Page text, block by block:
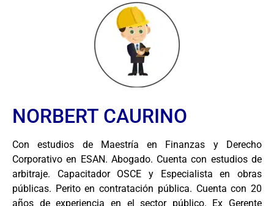
NORBERT CAURINO
Con estudios de Maestría en Finanzas y Derecho
Corporativo en ESAN. Abogado. Cuenta con estudios de
arbitraje. Capacitador OSCE y Especialista en obras
públicas. Perito en contratación pública. Cuenta con 20
años de experiencia en el sector público. Ex Gerente